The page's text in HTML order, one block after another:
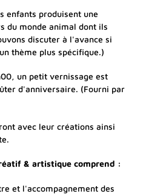
enfants produisent une
du monde animal dont ils
discuter à l'avance si
thème plus spécifique.)
un petit vernissage est
d'anniversaire. (Fourni par
avec leur créations ainsi
& artistique comprend :
et l'accompagnement des